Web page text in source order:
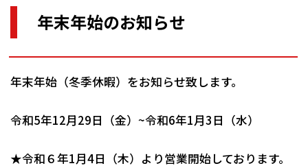
年末年始のお知らせ
年末年始（冬季休暇）をお知らせ致します。
令和5年12月29日（金）~令和6年1月3日（水）
★令和６年1月4日（木）より営業開始しております。